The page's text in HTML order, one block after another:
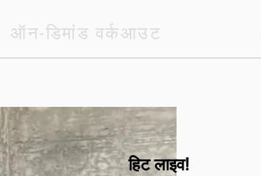
ऑन-डिमांड वर्कआउट
हिट लाइव!